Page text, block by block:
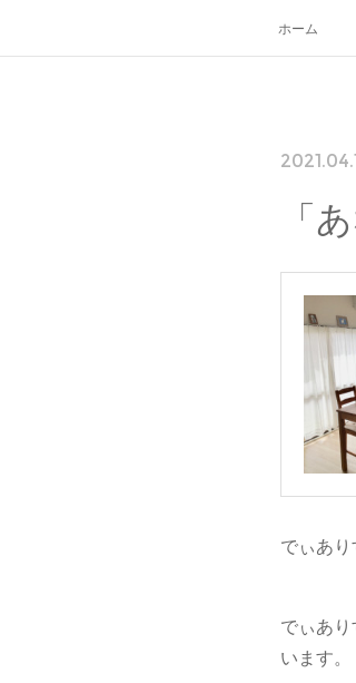
ホーム
「
でぃあ
でぃあ
います。